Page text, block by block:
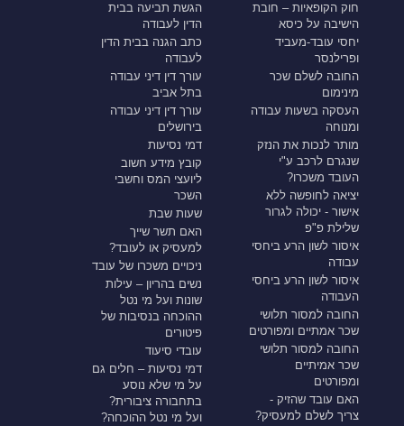
חוק הקופאיות – חובת
הישיבה על כיסא
יחסי עובד-מעביד
ופרילנסר
החובה לשלם שכר
מינימום
העסקה בשעות עבודה
ומנוחה
מותר לנכות את הנזק
שנגרם לרכב ע"י
העובד משכרו?
יציאה לחופשה ללא
אישור - יכולה לגרור
שלילת פ"פ
איסור לשון הרע ביחסי
עבודה
איסור לשון הרע ביחסי
העבודה
החובה למסור תלושי
שכר אמתיים ומפורטים
החובה למסור תלושי
שכר אמיתיים
ומפורטים
האם עובד שהזיק -
צריך לשלם למעסיק?
הגשת תביעה בבית
הדין לעבודה
כתב הגנה בבית הדין
לעבודה
עורך דין דיני עבודה
בתל אביב
עורך דין דיני עבודה
בירושלים
דמי נסיעות
קובץ מידע חשוב
ליועצי המס וחשבי
השכר
שעות שבת
האם תשר שייך
למעסיק או לעובד?
ניכויים משכרו של עובד
נשים בהריון – עילות
שונות ועל מי נטל
ההוכחה בנסיבות של
פיטורים
עובדי סיעוד
דמי נסיעות – חלים גם
על מי שלא נוסע
בתחבורה ציבורית?
ועל מי נטל ההוכחה?